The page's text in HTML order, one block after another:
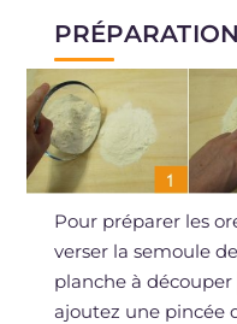
PRÉPARATION
Pour préparer les
verser la semoule
planche à découper
ajoutez une pincée